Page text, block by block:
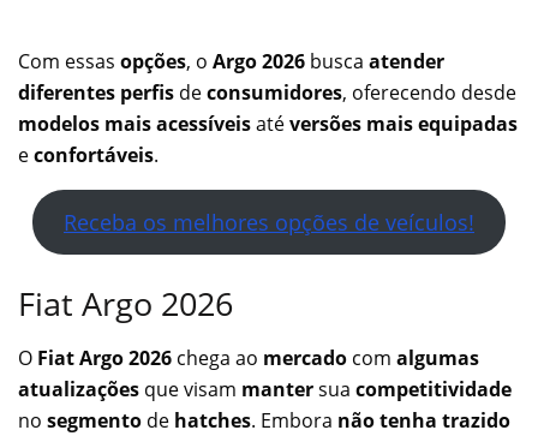
Com essas opções, o Argo 2026 busca atender
diferentes perfis deconsumidores, oferecendo desde
modelos mais acessíveisatéversões mais equipadas
econfortáveis.
Receba os melhores opções de veículos!
Fiat Argo 2026
O Fiat Argo 2026 chega ao mercado com algumas
atualizações que visam mantersua competitividade
no segmento de hatches. Embora não tenha trazido